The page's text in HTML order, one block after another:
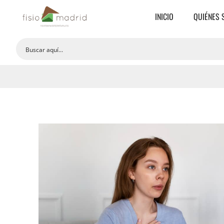
INICIO QUIÉNES